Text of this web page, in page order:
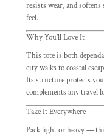
resists wear, and
feel.
Why You’ll Love It
This tote is both
city walks to coastal
Its structure protects
complements any travel
Take It Everywhere
Pack light or heavy —